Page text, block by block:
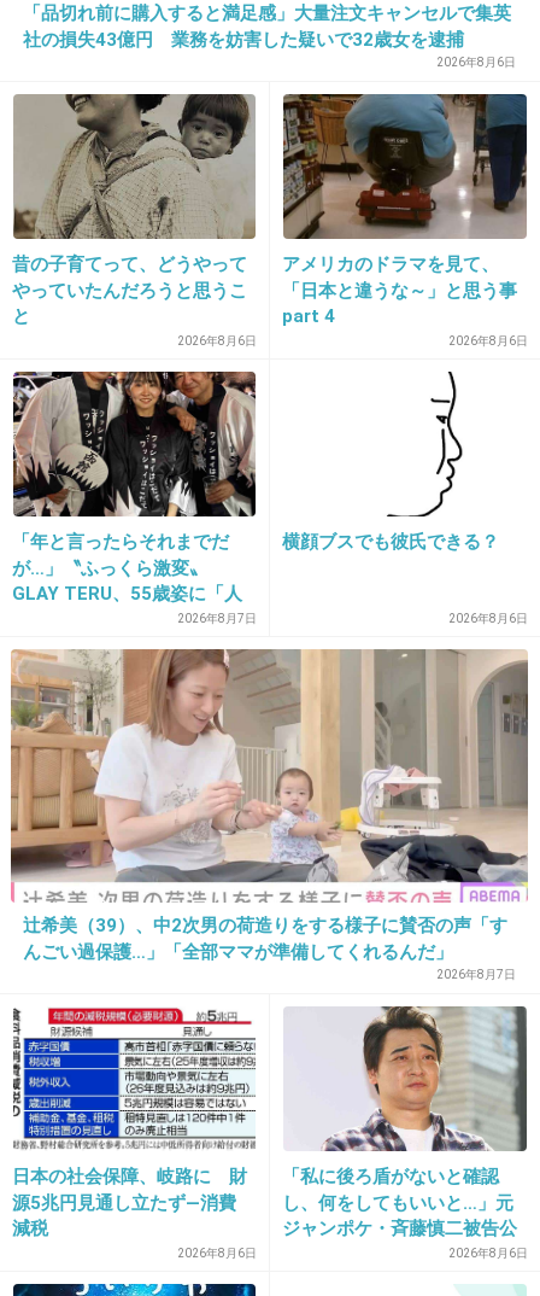
28. 匿名2018/10/14(日) 21:22:02
燃えちゃう
+2
29. 匿名2018/10/14(日) 21:22:11
マリコさんの空気の読めなさ好きだわw
+78
30. 匿名 2018/10/14(日) 21:22:50
沢口靖子ってずっと変わらず美人だな
2018/10/14(日) 21:23:19
今日のおやつは何だろうね～
-2
2018/10/14(日) 21:23:35
この男の人演技がクサいね
+19 -1
ロタカッコいいけどキャラ嫌い。
そうまくんが良かったな。
34. 匿名
「品切れ前に購入すると満足感」大量注文キャンセルで集英
社の損失43億円 業務を妨害した疑いで32歳女を逮捕
2026年8月6日
昔の子育てって、どうやって
やっていたんだろうと思うこ
と
2026年8月6日
アメリカのドラマを見て、
「日本と違うな～」と思う事
part 4
2026年8月6日
「年と言ったらそれまでだ
が…」〝ふっくら激変〟
GLAY TERU、55歳姿に「人
として好きすぎる」「TERU
さんには見えない」「分から
なかった」
2026年8月7日
横顔ブスでも彼氏できる？
2026年8月6日
辻希美（39）、中2次男の荷造りをする様子に賛否の声「す
んごい過保護…」「全部ママが準備してくれるんだ」
2026年8月7日
日本の社会保障、岐路に 財
源5兆円見通し立たず―消費
減税
2026年8月6日
「私に後ろ盾がないと確認
し、何をしてもいいと…」元
ジャンポケ・斉藤慎二被告公
2026年8月6日